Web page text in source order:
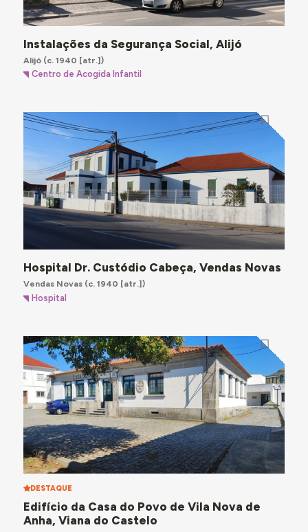
Instalações da Segurança Social, Alijó
Alijó(c. 1940 [atr.])
Centro de Acogida Infantil
Hospital Dr. Custódio Cabeça, Vendas Novas
Vendas Novas(c. 1940 [atr.])
Hospital
DESTAQUE
Edifício da Casa do Povo de Vila Nova de
Anha, Viana do Castelo